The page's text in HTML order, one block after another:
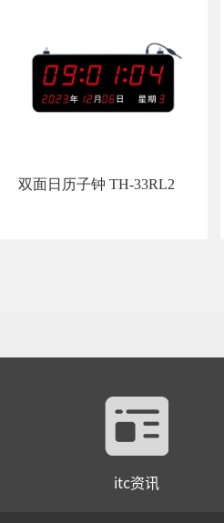
双面日历子钟 TH-33RL2
itc资讯